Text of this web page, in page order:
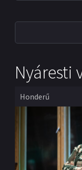
Nyáresti
Honderű